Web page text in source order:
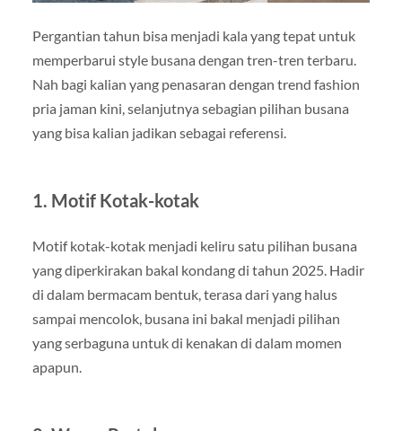
Pergantian tahun bisa menjadi kala yang tepat untuk
memperbarui style busana dengan tren-tren terbaru.
Nah bagi kalian yang penasaran dengan trend fashion
pria jaman kini, selanjutnya sebagian pilihan busana
yang bisa kalian jadikan sebagai referensi.
1. Motif Kotak-kotak
Motif kotak-kotak menjadi keliru satu pilihan busana
yang diperkirakan bakal kondang di tahun 2025. Hadir
di dalam bermacam bentuk, terasa dari yang halus
sampai mencolok, busana ini bakal menjadi pilihan
yang serbaguna untuk di kenakan di dalam momen
apapun.